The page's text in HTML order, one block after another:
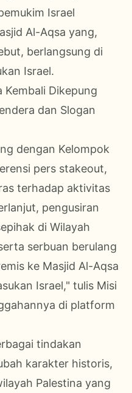
Israel
Al-Aqsa yang,
berlangsung di
Israel.
Kembali Dikepung
dan Slogan
dengan Kelompok
pers stakeout,
terhadap aktivitas
pengusiran
di Wilayah
serbuan berulang
ke Masjid Al-Aqsa
Israel," tulis Misi
di platform
tindakan
karakter historis,
Palestina yang